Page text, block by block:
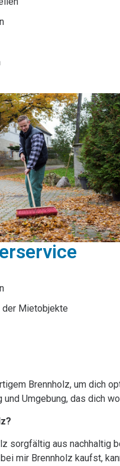
der Mietobjekte
Brennholz, um dich
und Umgebung, das dich
sorgfältig aus
mir Brennholz kaufst,